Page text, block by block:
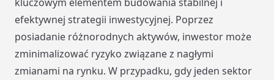
efektywnej strategii inwestycyjnej. Poprzez
posiadanie różnorodnych aktywów, inwestor może
zminimalizować ryzyko związane z nagłymi
zmianami na rynku. W przypadku, gdy jeden sektor